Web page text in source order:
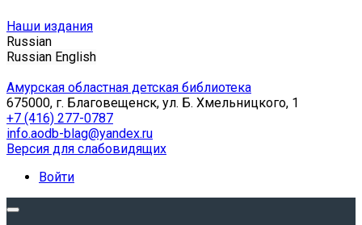
Наши издания
Russian
Russian English
Амурская областная детская библиотека
675000, г. Благовещенск, ул. Б. Хмельницкого, 1
+7 (416) 277-0787
info.aodb-blag@yandex.ru
Версия для слабовидящих
Войти